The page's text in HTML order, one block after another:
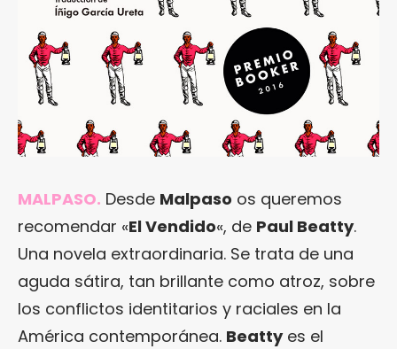
MALPASO. Desde Malpaso os queremos
recomendar «El Vendido«, de Paul Beatty.
Una novela extraordinaria. Se trata de una
aguda sátira, tan brillante como atroz, sobre
los conflictos identitarios y raciales en la
América contemporánea. Beattyes el